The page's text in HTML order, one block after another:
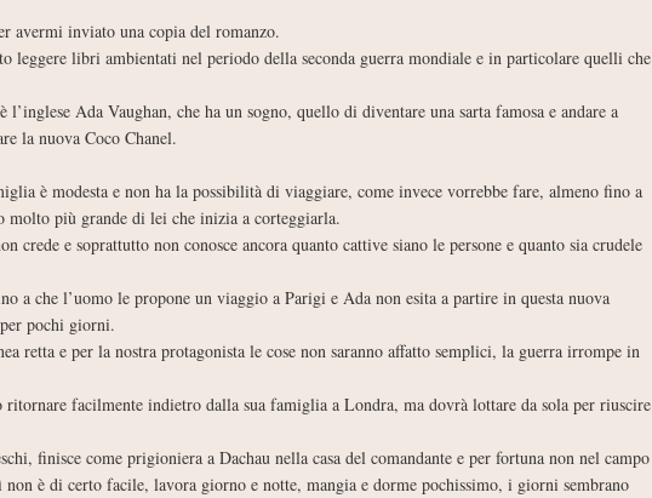
avermi inviato una copia del romanzo.
leggere libri ambientati nel periodo della seconda guerra mondiale e in particolare quelli che
Ada Vaughan, che ha un sogno, quello di diventare una sarta famosa e andare a
la nuova Coco Chanel.
è modesta e non ha la possibilità di viaggiare, come invece vorrebbe fare, almeno fino a
molto più grande di lei che inizia a corteggiarla.
crede e soprattutto non conosce ancora quanto cattive siano le persone e quanto sia crudele
a che l’uomo le propone un viaggio a Parigi e Ada non esita a partire in questa nuova
per pochi giorni.
retta e per la nostra protagonista le cose non saranno affatto semplici, la guerra irrompe in
ritornare facilmente indietro dalla sua famiglia a Londra, ma dovrà lottare da sola per riuscire
finisce come prigioniera a Dachau nella casa del comandante e per fortuna non nel campo
è di certo facile, lavora giorno e notte, mangia e dorme pochissimo, i giorni sembrano